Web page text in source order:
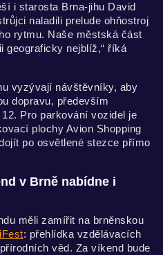
i starosta Brna-jihu David
naladili prelude ohňostroj
rytmu. Naše městská část
geograficky nejblíž,“ říká
vyzývají návštěvníky, aby
dopravu, především
Pro parkování vozidel je
plochy Avion Shopping
po osvětlené stezce přímo
v Brně nabídne i
měli zamířit na brněnskou
: přehlídka vzdělávacích
věd. Za víkend bude